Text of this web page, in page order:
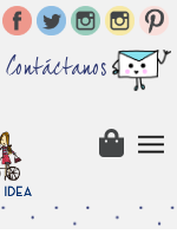
Contáctanos